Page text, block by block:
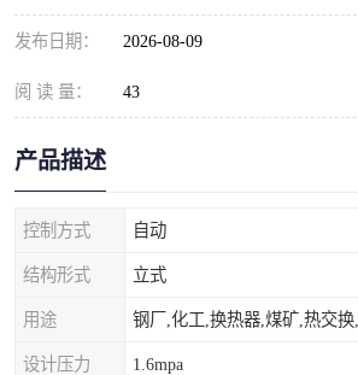
发布日期： 2026-08-09
阅 读 量： 43
产品描述
控制方式 自动
结构形式 立式
用途
设计压力 1.6mpa